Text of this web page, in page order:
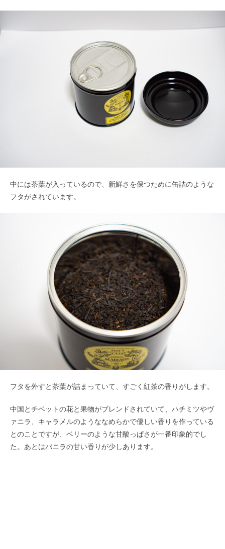
中には茶葉が入っているので、新鮮さを保つために缶詰のような
フタがされています。
フタを外すと茶葉が詰まっていて、すごく紅茶の香りがします。
中国とチベットの花と果物がブレンドされていて、ハチミツやヴ
ァニラ、キャラメルのようななめらかで優しい香りを作っている
とのことですが、ベリーのような甘酸っぱさが一番印象的でし
た。あとはバニラの甘い香りが少しあります。